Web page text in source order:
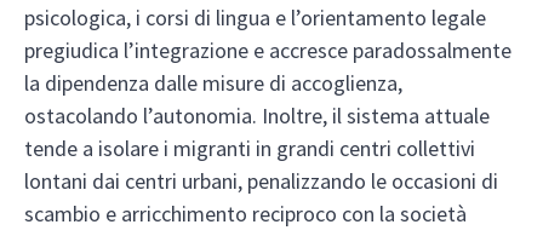
psicologica, i corsi di lingua e l’orientamento legale
pregiudica l’integrazione e accresce paradossalmente
la dipendenza dalle misure di accoglienza,
ostacolando l’autonomia. Inoltre, il sistema attuale
tende a isolare i migranti in grandi centri collettivi
lontani dai centri urbani, penalizzando le occasioni di
scambio e arricchimento reciproco con la società